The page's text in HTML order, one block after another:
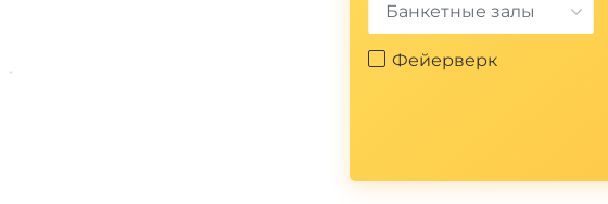
Банкетные залы
Фейерверк